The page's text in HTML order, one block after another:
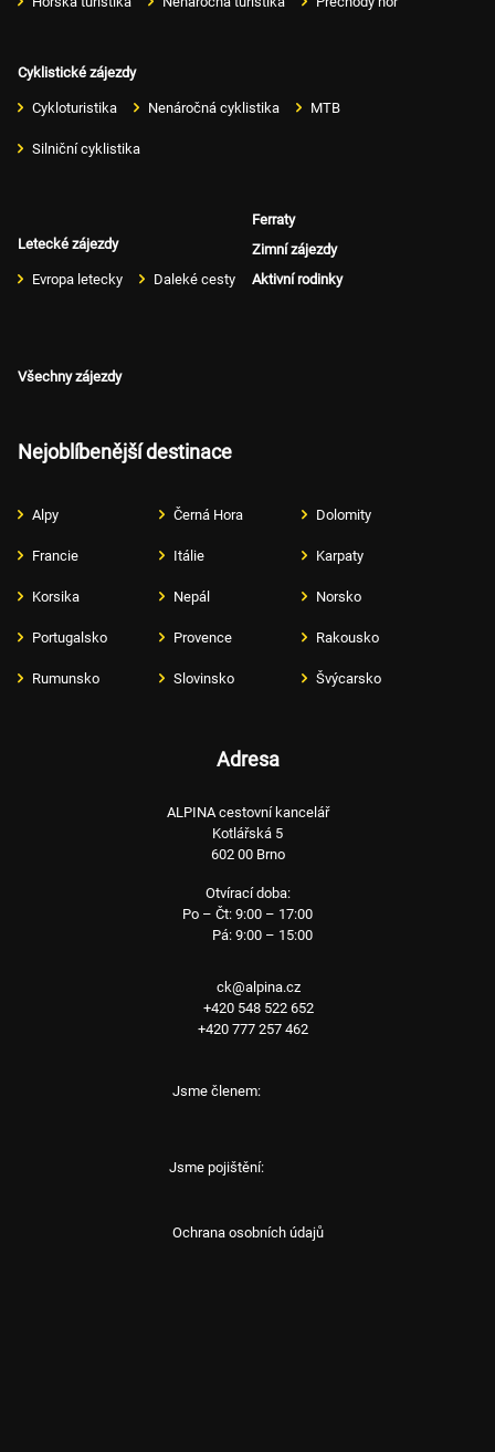
Cyklistické zájezdy
Cykloturistika Nenáročná cyklistika MTB
Silniční cyklistika
Letecké zájezdy
Evropa letecky Daleké cesty
Ferraty
Zimní zájezdy
Aktivní rodinky
Všechny zájezdy
Nejoblíbenější destinace
Alpy Černá Hora Dolomity
Francie Itálie Karpaty
Korsika Nepál Norsko
Portugalsko Provence Rakousko
Rumunsko Slovinsko Švýcarsko
Adresa
ALPINA cestovní kancelář
Kotlářská 5
602 00 Brno
Otvírací doba:
Po – Čt: 9:00 – 17:00
Pá: 9:00 – 15:00
ck@alpina.cz
+420 548 522 652
+420 777 257 462
Jsme členem:
Jsme pojištění:
Ochrana osobních údajů